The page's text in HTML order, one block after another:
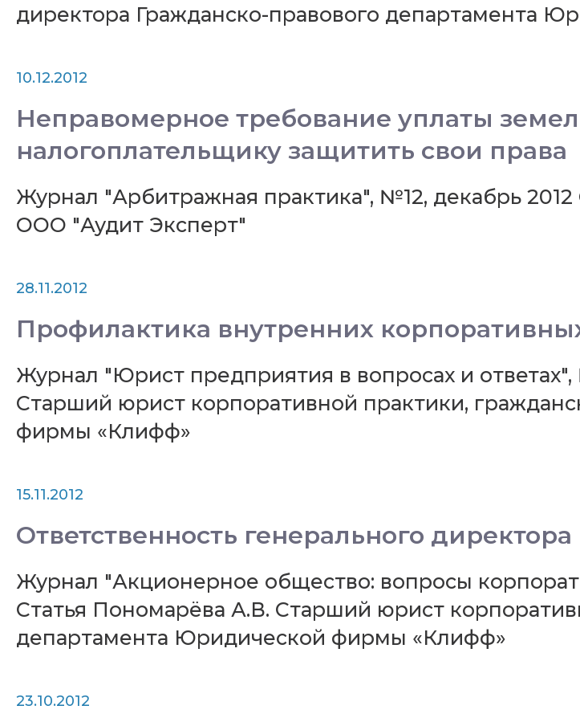
директора Гражданско-правового департамента
10.12.2012
Неправомерное требование уплаты
налогоплательщику защитить свои права
Журнал "Арбитражная практика", №12, декабрь
ООО "Аудит Эксперт"
28.11.2012
Профилактика внутренних
Журнал "Юрист предприятия в вопросах и
Старший юрист корпоративной практики,
фирмы «Клифф»
15.11.2012
Ответственность генерального
Журнал "Акционерное общество: вопросы
Статья Пономарёва А.В. Старший юрист
департамента Юридической фирмы «Клифф»
23.10.2012